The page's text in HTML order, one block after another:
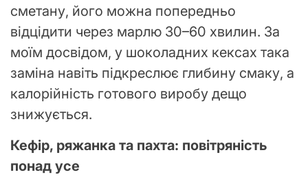
сметану, його можна попередньо
відцідити через марлю 30–60 хвилин. За
моїм досвідом, у шоколадних кексах така
заміна навіть підкреслює глибину смаку, а
калорійність готового виробу дещо
знижується.
Кефір, ряжанка та пахта: повітряність
понад усе